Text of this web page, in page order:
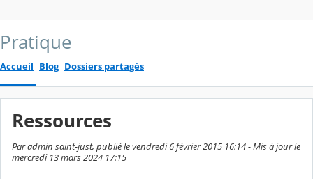
Pratique
Accueil Blog Dossiers partagés
Ressources
Par admin saint-just, publié le vendredi 6 février 2015 16:14 - Mis à jour le
mercredi 13 mars 2024 17:15